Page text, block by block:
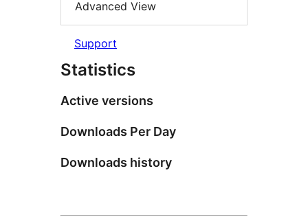
Advanced View
Support
Statistics
Active versions
Downloads Per Day
Downloads history